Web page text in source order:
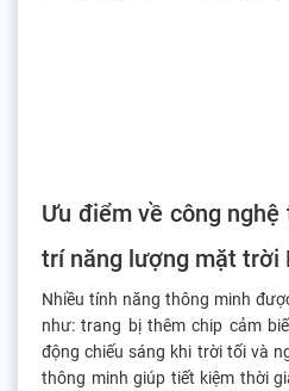
Ưu điểm về công
trí năng lượng mặt trời
Nhiều tính năng thông minh
như: trang bị thêm chip cảm
động chiếu sáng khi trời tối và
thông minh giúp tiết kiệm thời